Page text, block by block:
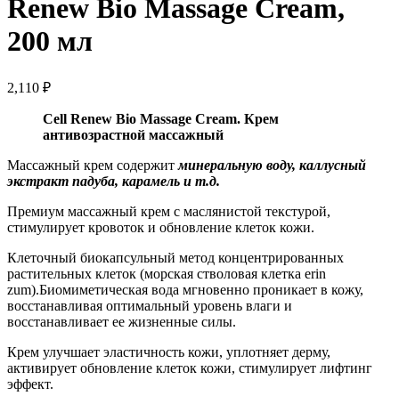
Renew Bio Massage Cream,
200 мл
2,110 ₽
Cell Renew Bio Massage Cream. Крем
антивозрастной массажный
Массажный крем содержитминеральную воду, каллусный
экстракт падуба, карамель и т.д.
Премиум массажный крем с маслянистой текстурой,
стимулирует кровоток и обновление клеток кожи.
Клеточный биокапсульный метод концентрированных
растительных клеток (морская стволовая клетка erin
zum).Биомиметическая вода мгновенно проникает в кожу,
восстанавливая оптимальный уровень влаги и
восстанавливает ее жизненные силы.
Крем улучшает эластичность кожи, уплотняет дерму,
активирует обновление клеток кожи, стимулирует лифтинг
эффект.